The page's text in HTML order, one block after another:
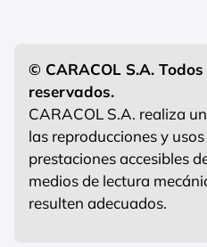
© CARACOL S.A.
reservados.
CARACOL S.A. realiza
las reproducciones y
prestaciones accesibles
medios de lectura
resulten adecuados.